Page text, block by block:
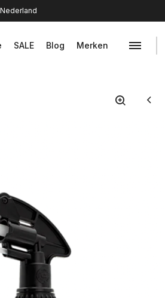
SALE Blog Merken